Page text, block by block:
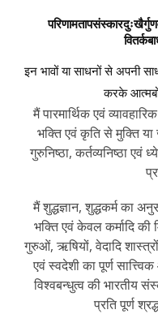
इन भावों या साधनों से अपनी
करके
मैं पारमार्थिक एवं
भक्ति एवं कृति से मुक्ति या
गुरुनिष्ठा, कर्तव्यनिष्ठा एवं
मैं शुद्धज्ञान, शुद्धकर्म का
भक्ति एवं केवल कर्मादि की
गुरुओं, ऋषियों, वेदादि
एवं स्वदेशी का पूर्ण
विश्वबन्धुत्व की भारतीय
प्रति पूर्ण